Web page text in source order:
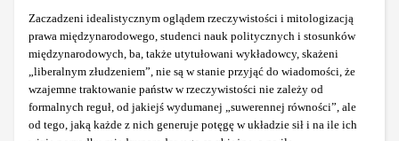
Zaczadzeni idealistycznym oglądem rzeczywistości i mitologizacją
prawa międzynarodowego, studenci nauk politycznych i stosunków
międzynarodowych, ba, także utytułowani wykładowcy, skażeni
„liberalnym złudzeniem”, nie są w stanie przyjąć do wiadomości, że
wzajemne traktowanie państw w rzeczywistości nie zależy od
formalnych reguł, od jakiejś wydumanej „suwerennej równości”, ale
od tego, jaką każde z nich generuje potęgę w układzie sił i na ile ich